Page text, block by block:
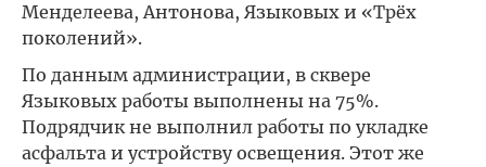
Менделеева, Антонова, Языковых и «Трёх
поколений».
По данным администрации, в сквере
Языковых работы выполнены на 75%.
Подрядчик не выполнил работы по укладке
асфальта и устройству освещения. Этот же